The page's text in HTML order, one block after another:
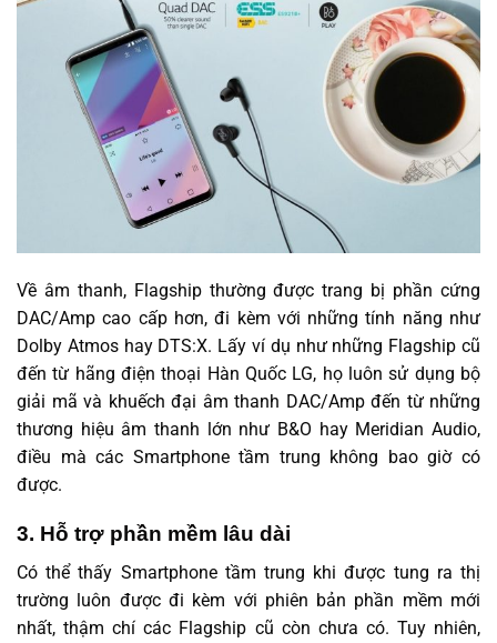
Về âm thanh, Flagship thường được trang bị phần cứng
DAC/Amp cao cấp hơn, đi kèm với những tính năng như
Dolby Atmos hay DTS:X. Lấy ví dụ như những Flagship cũ
đến từ hãng điện thoại Hàn Quốc LG, họ luôn sử dụng bộ
giải mã và khuếch đại âm thanh DAC/Amp đến từ những
thương hiệu âm thanh lớn như B&O hay Meridian Audio,
điều mà các Smartphone tầm trung không bao giờ có
được.
3. Hỗ trợ phần mềm lâu dài
Có thể thấy Smartphone tầm trung khi được tung ra thị
trường luôn được đi kèm với phiên bản phần mềm mới
nhất, thậm chí các Flagship cũ còn chưa có. Tuy nhiên,